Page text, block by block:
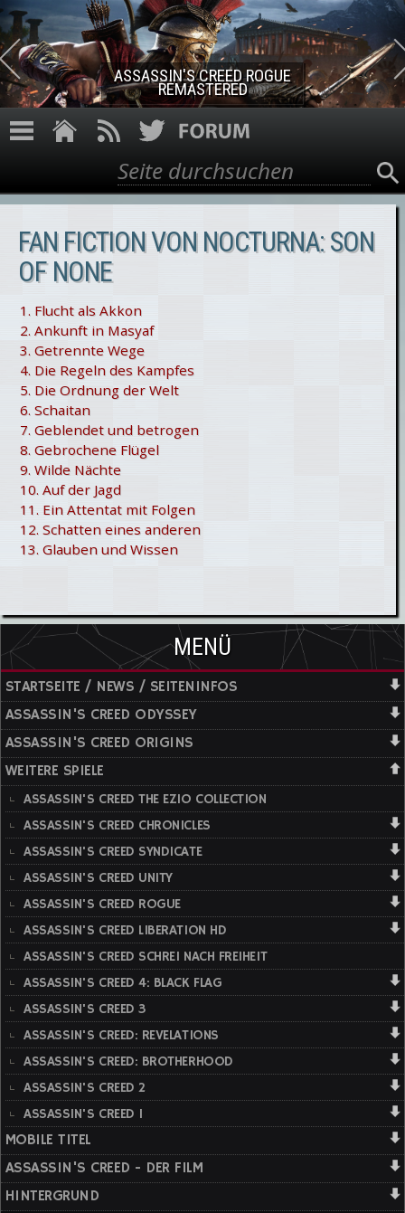
Direkt zum Inhalt
ASSASSIN'S CREED ROGUE
REMASTERED
Suchformular
Suche
FAN FICTION VON NOCTURNA: SON
OF NONE
1. Flucht als Akkon
2. Ankunft in Masyaf
3. Getrennte Wege
4. Die Regeln des Kampfes
5. Die Ordnung der Welt
6. Schaitan
7. Geblendet und betrogen
8. Gebrochene Flügel
9. Wilde Nächte
10. Auf der Jagd
11. Ein Attentat mit Folgen
12. Schatten eines anderen
13. Glauben und Wissen
MENÜ
STARTSEITE / NEWS / SEITENINFOS
ASSASSIN'S CREED ODYSSEY
ASSASSIN'S CREED ORIGINS
WEITERE SPIELE
ASSASSIN'S CREED THE EZIO COLLECTION
ASSASSIN'S CREED CHRONICLES
ASSASSIN'S CREED SYNDICATE
ASSASSIN'S CREED UNITY
ASSASSIN'S CREED ROGUE
ASSASSIN'S CREED LIBERATION HD
ASSASSIN'S CREED SCHREI NACH FREIHEIT
ASSASSIN'S CREED 4: BLACK FLAG
ASSASSIN'S CREED 3
ASSASSIN'S CREED: REVELATIONS
ASSASSIN'S CREED: BROTHERHOOD
ASSASSIN'S CREED 2
ASSASSIN'S CREED 1
MOBILE TITEL
ASSASSIN'S CREED - DER FILM
HINTERGRUND